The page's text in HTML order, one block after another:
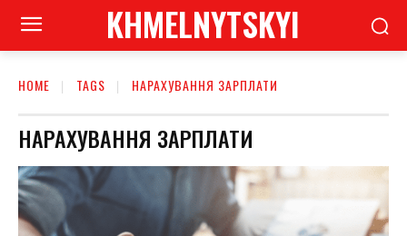
KHMELNYTSKYI
HOME TAGS НАРАХУВАННЯ ЗАРПЛАТИ
НАРАХУВАННЯ ЗАРПЛАТИ